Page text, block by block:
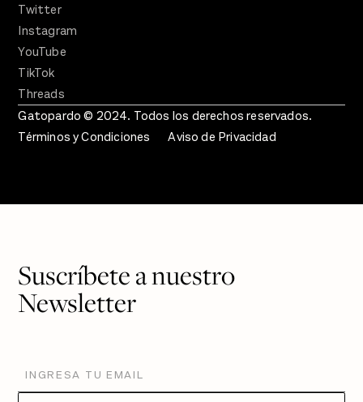
Twitter
Instagram
YouTube
TikTok
Threads
Gatopardo © 2024. Todos los derechos reservados.
Términos y Condiciones
Aviso de Privacidad
Suscríbete a nuestro
Newsletter